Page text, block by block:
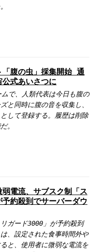
「腹の虫」採集開始 通
式あいさつに
で、人類代表は今日も腹の
と同時に腹の音を収集し、
して登録する。履歴は削除
。
電流、サブスク制「ス
約殺到でサーバーダウ
ガード3000」が予約殺到
、設定された食事時間外や
と、使用者に微弱な電流を